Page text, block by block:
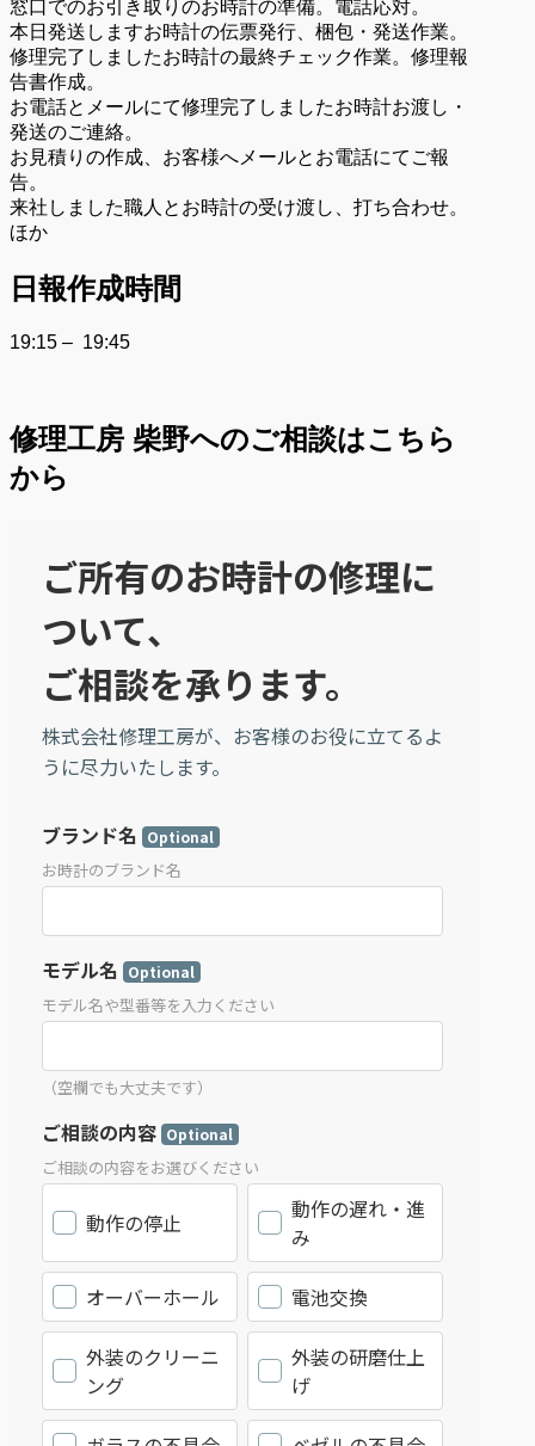
窓口でのお引き取りのお時計の準備。電話応対。
本日発送しますお時計の伝票発行、梱包・発送作業。
修理完了しましたお時計の最終チェック作業。修理報
告書作成。
お電話とメールにて修理完了しましたお時計お渡し・
発送のご連絡。
お見積りの作成、お客様へメールとお電話にてご報
告。
来社しました職人とお時計の受け渡し、打ち合わせ。
ほか
日報作成時間
19:15 – 19:45
修理工房 柴野へのご相談はこちら
から